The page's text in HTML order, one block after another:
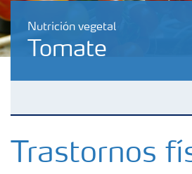
Nutrición vegetal
Tomate
Fertilizantes con baja Huella de
Trastornos